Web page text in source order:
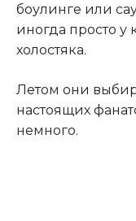
боулинге или
иногда просто
холостяка.
Летом они
настоящих
немного.